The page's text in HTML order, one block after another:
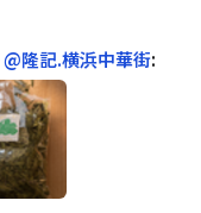
隆記.横浜中華街: